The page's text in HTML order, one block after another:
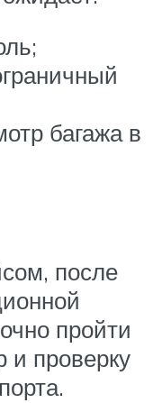
багажа в
после
пройти
и проверку